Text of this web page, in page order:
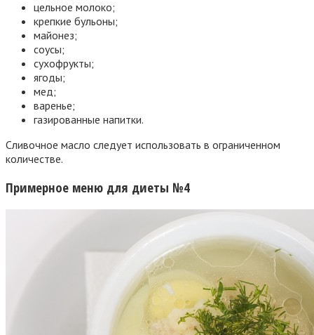
цельное молоко;
крепкие бульоны;
майонез;
соусы;
сухофрукты;
ягоды;
мед;
варенье;
газированные напитки.
Сливочное масло следует использовать в ограниченном
количестве.
Примерное меню для диеты №4